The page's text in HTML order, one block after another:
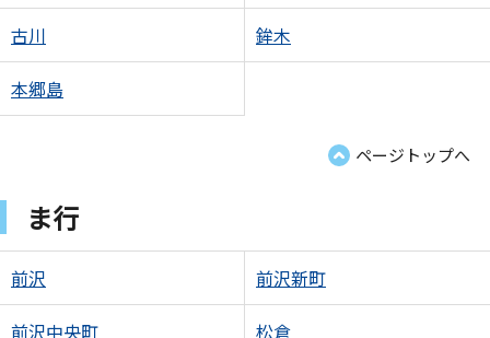
古川 鉾木
本郷島
ページトップへ
ま行
前沢 前沢新町
前沢中央町 松倉